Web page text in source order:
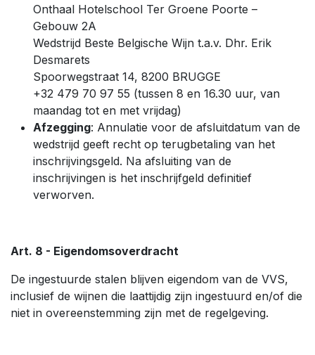
Onthaal Hotelschool Ter Groene Poorte –
Gebouw 2A
Wedstrijd Beste Belgische Wijn t.a.v. Dhr. Erik
Desmarets
Spoorwegstraat 14, 8200 BRUGGE
+32 479 70 97 55 (tussen 8 en 16.30 uur, van
maandag tot en met vrijdag)
Afzegging: Annulatie voor de afsluitdatum van de
wedstrijd geeft recht op terugbetaling van het
inschrijvingsgeld. Na afsluiting van de
inschrijvingen is het inschrijfgeld definitief
verworven.
Art. 8 - Eigendomsoverdracht
De ingestuurde stalen blijven eigendom van de VVS,
inclusief de wijnen die laattijdig zijn ingestuurd en/of die
niet in overeenstemming zijn met de regelgeving.